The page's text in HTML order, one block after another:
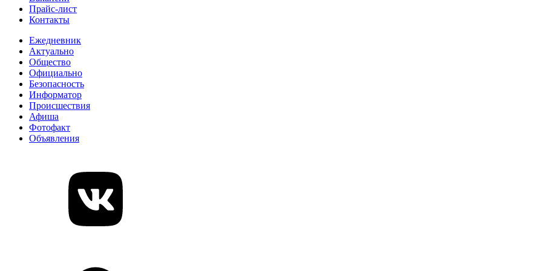
Прайс-лист
Контакты
Ежедневник
Актуально
Общество
Официально
Безопасность
Информатор
Происшествия
Афиша
Фотофакт
Объявления